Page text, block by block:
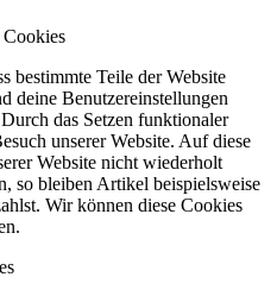
bestimmte Teile der Website
deine Benutzereinstellungen
das Setzen funktionaler
unserer Website. Auf diese
Website nicht wiederholt
so bleiben Artikel beispielsweise
Wir können diese Cookies